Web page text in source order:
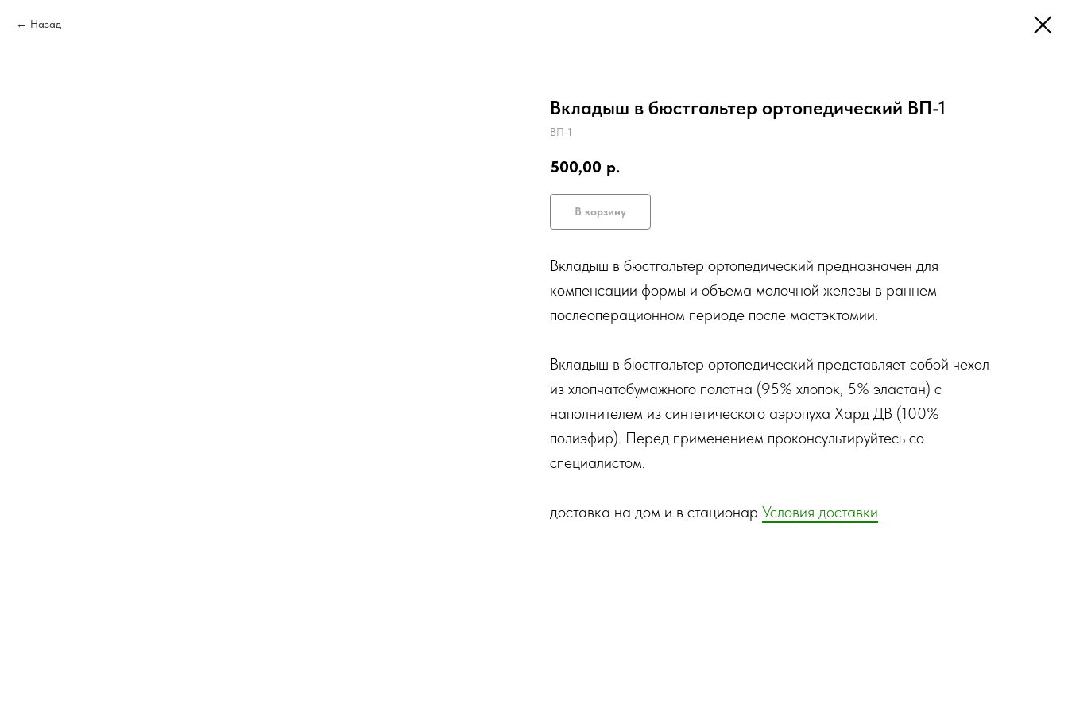
Назад
Вкладыш в бюстгальтер ортопедический ВП-1
ВП-1
500,00 р.
В корзину
Вкладыш в бюстгальтер ортопедический предназначен для
компенсации формы и объема молочной железы в раннем
послеоперационном периоде после мастэктомии.
Вкладыш в бюстгальтер ортопедический представляет собой чехол
из хлопчатобумажного полотна (95% хлопок, 5% эластан) с
наполнителем из синтетического аэропуха Хард ДВ (100%
полиэфир). Перед применением проконсультируйтесь со
специалистом.
доставка на дом и в стационар Условия доставки